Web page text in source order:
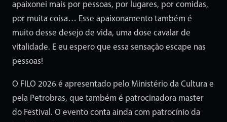
apaixonei mais por pessoas, por lugares, por comidas,
por muita coisa… Esse apaixonamento também é
muito desse desejo de vida, uma dose cavalar de
vitalidade. E eu espero que essa sensação escape nas
pessoas!
O FILO 2026 é apresentado pelo Ministério da Cultura e
pela Petrobras, que também é patrocinadora master
do Festival. O evento conta ainda com patrocínio da